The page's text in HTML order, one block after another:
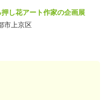
し花アート作家の企画展
市上京区